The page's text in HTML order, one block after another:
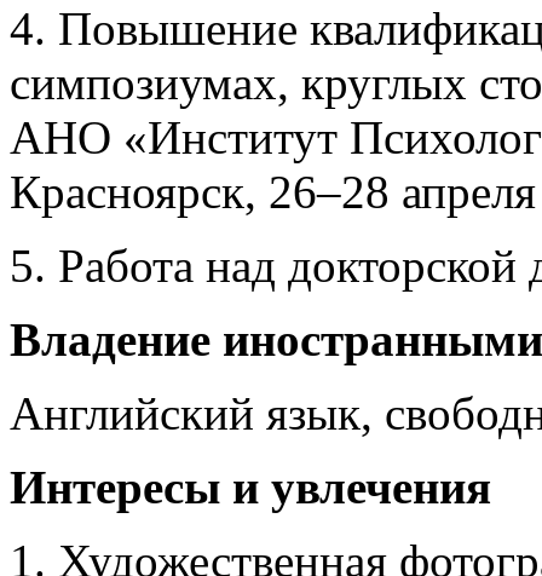
4. Повышение
симпозиумах, круглых
АНО «Институт
Красноярск, 26–28
5. Работа над докторской
Владение
Английский язык,
Интересы и увлечения
1. Художественная